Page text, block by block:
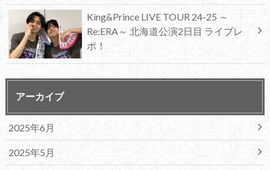
King&Prince LIVE TOUR 24-25 ～
Re:ERA～ 北海道公演2日目 ライブレ
ポ！
アーカイブ
2025年6月
2025年5月